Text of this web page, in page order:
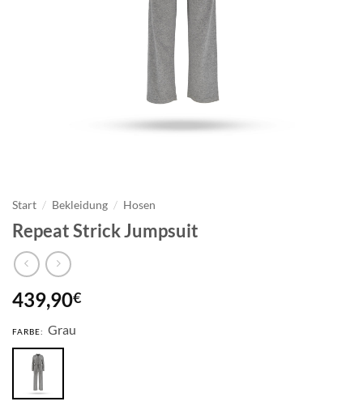
Start / Bekleidung / Hosen
Repeat Strick Jumpsuit
439,90€
FARBE: Grau